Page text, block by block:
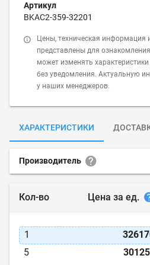
Артикул
BKAC2-359-32201
Цены, техническая информация
представлены для
может изменять
без уведомления. Актуальную
у наших менеджеров.
ХАРАКТЕРИСТИКИ
Производитель
Кол-во Цена за ед.
1
5